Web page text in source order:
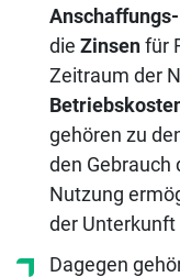
die Zinsenfür
Zeitraum der
gehören zu
den Gebrauch
Nutzung
der
Dagegen